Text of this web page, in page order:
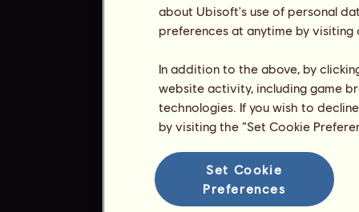
about Ubisoft's use of personal
preferences at anytime by
In addition to the above, by
website activity, including game
technologies. If you wish to
by visiting the “Set Cookie
Set Cookie
Preferences